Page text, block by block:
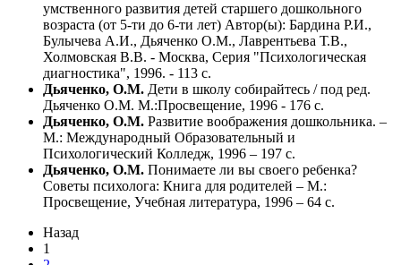
умственного развития детей старшего дошкольного
возраста (от 5-ти до 6-ти лет) Автор(ы): Бардина P.И.,
Булычева А.И., Дьяченко О.М., Лаврентьева Т.В.,
Холмовская В.В. - Москва, Серия "Психологическая
диагностика", 1996. - 113 с.
Дьяченко, О.М. Дети в школу собирайтесь / под ред.
Дьяченко О.М. М.:Просвещение, 1996 - 176 с.
Дьяченко, О.М. Развитие воображения дошкольника. –
М.: Международный Образовательный и
Психологический Колледж, 1996 – 197 с.
Дьяченко, О.М. Понимаете ли вы своего ребенка?
Советы психолога: Книга для родителей – М.:
Просвещение, Учебная литература, 1996 – 64 с.
Назад
1